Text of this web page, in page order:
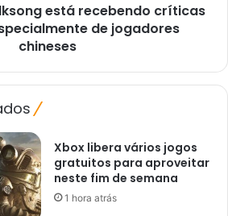
está recebendo críticas
de jogadores
chineses
Xbox libera vários jogos
gratuitos para aproveitar
neste fim de semana
1 hora atrás